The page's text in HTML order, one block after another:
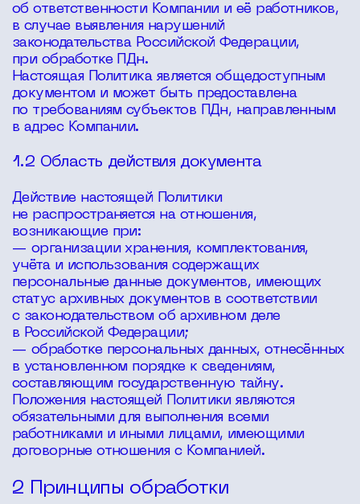
об ответственности Компании и её работников,
в случае выявления нарушений
законодательства Российской Федерации,
при обработке ПДн.
Настоящая Политика является общедоступным
документом и может быть предоставлена
по требованиям субъектов ПДн, направленным
в адрес Компании.
1.2 Область действия документа
Действие настоящей Политики
не распространяется на отношения,
возникающие при:
— организации хранения, комплектования,
учёта и использования содержащих
персональные данные документов, имеющих
статус архивных документов в соответствии
с законодательством об архивном деле
в Российской Федерации;
— обработке персональных данных, отнесённых
в установленном порядке к сведениям,
составляющим государственную тайну.
Положения настоящей Политики являются
обязательными для выполнения всеми
работниками и иными лицами, имеющими
договорные отношения с Компанией.
2 Принципы обработки